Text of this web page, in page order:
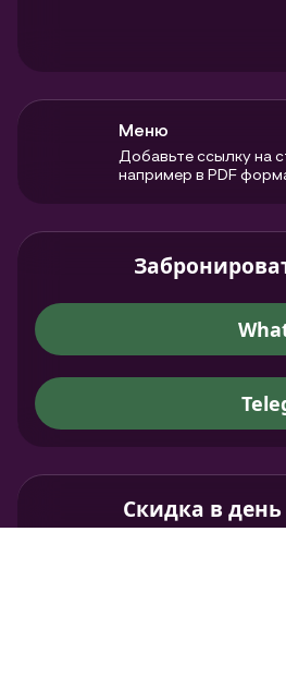
Меню
Добавьте ссылку на
например в PDF
Скидка в